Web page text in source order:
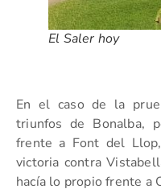
El Saler hoy
En el caso de la
triunfos de Bonalba,
frente a Font del
victoria contra
hacía lo propio frente a